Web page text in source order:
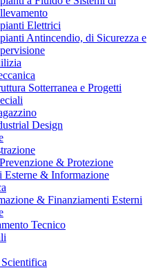
Elettrici
Antincendio, di Sicurezza e
Sotterranea e Progetti
Design
& Protezione
Esterne & Informazione
& Finanziamenti Esterni
Tecnico